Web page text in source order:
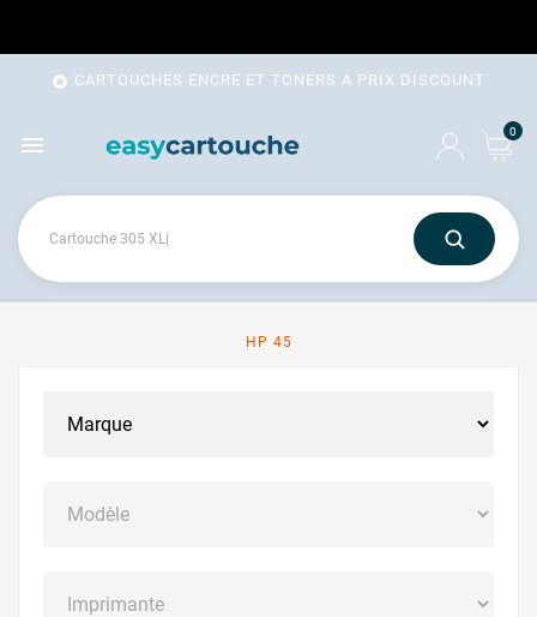
 CARTOUCHES ENCRE ET TONERS A PRIX DISCOUNT
 0
HP 45